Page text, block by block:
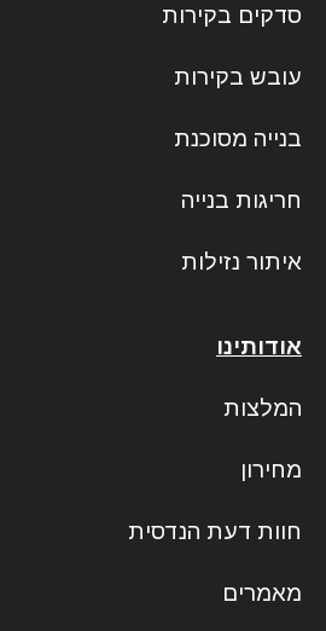
סדקים בקירות
עובש בקירות
בנייה מסוכנת
חריגות בנייה
איתור נזילות
אודותינו
המלצות
מחירון
חוות דעת הנדסית
מאמרים